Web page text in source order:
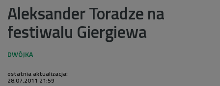
Aleksander Toradze na
festiwalu Giergiewa
ostatnia aktualizacja:
28.07.2011 21:59